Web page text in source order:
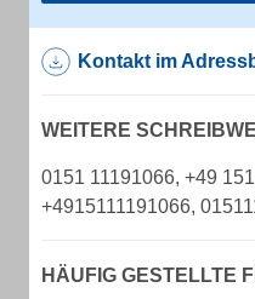
Kontakt im
WEITERE
0151 11191066, +49
+4915111191066,
HÄUFIG GESTELLTE